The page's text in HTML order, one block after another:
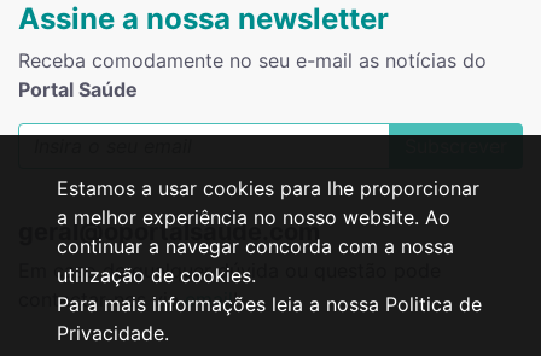
Assine a nossa newsletter
Receba comodamente no seu e-mail as notícias do
Portal Saúde
geral@oportalsaude.com
Em caso de qualquer dúvida ou questão pode
contactar-nos viaemail!
Estamos a usar cookies para lhe proporcionar
a melhor experiência no nosso website. Ao
continuar a navegar concorda com a nossa
utilização de cookies.
Para mais informações leia a nossa Politica de
Privacidade.